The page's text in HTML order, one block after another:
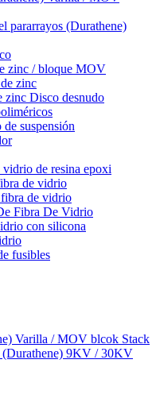
pararrayos (Durathene)
zinc / bloque MOV
zinc
zinc Disco desnudo
suspensión
de resina epoxi
de vidrio
de vidrio
Fibra De Vidrio
con silicona
fusibles
Varilla / MOV blcok Stack
(Durathene) 9KV / 30KV